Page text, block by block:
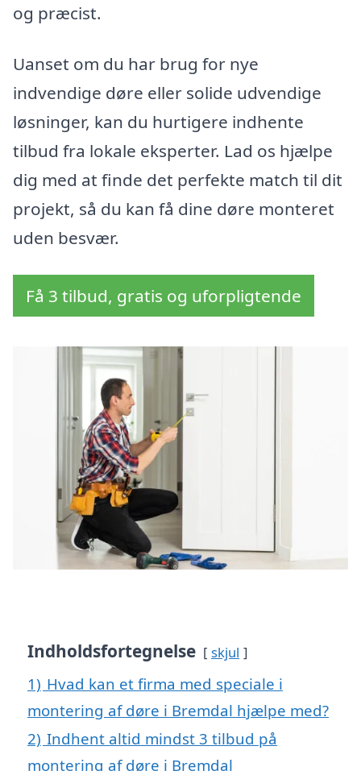
og præcist.
Uanset om du har brug for nye
indvendige døre eller solide udvendige
løsninger, kan du hurtigere indhente
tilbud fra lokale eksperter. Lad os hjælpe
dig med at finde det perfekte match til dit
projekt, så du kan få dine døre monteret
uden besvær.
Få 3 tilbud, gratis og uforpligtende
Indholdsfortegnelse skjul
1) Hvad kan et firma med speciale i
montering af døre i Bremdal hjælpe med?
2) Indhent altid mindst 3 tilbud på
montering af døre i Bremdal